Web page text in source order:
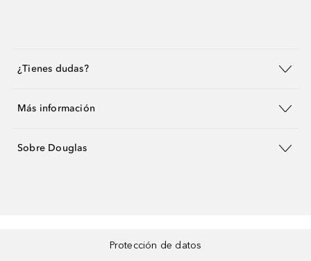
¿Tienes dudas?
Más información
Sobre Douglas
Protección de datos